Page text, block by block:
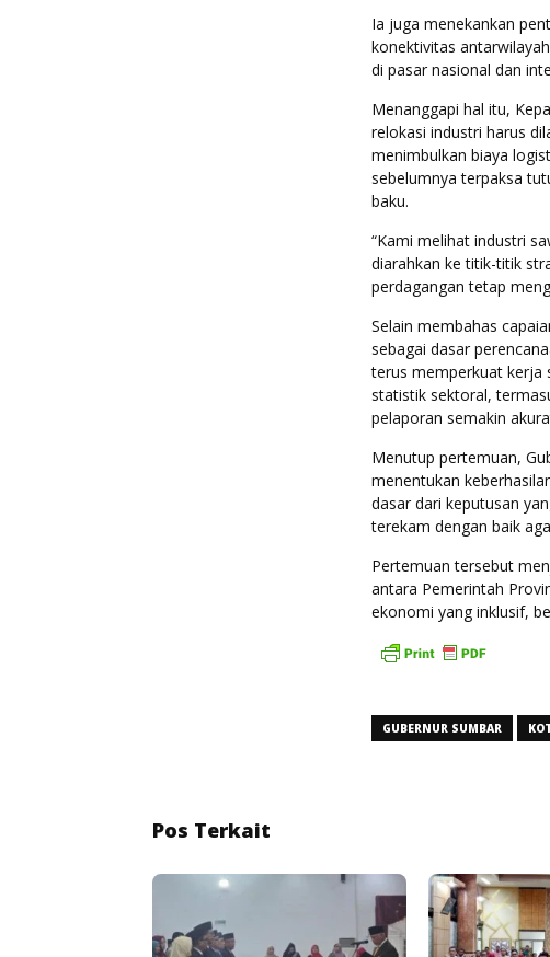
Ia juga menekankan
konektivitas
di pasar nasional dan
Menanggapi hal itu,
relokasi industri harus
menimbulkan biaya
sebelumnya terpaksa
baku.
“Kami melihat industri
diarahkan ke titik-titik
perdagangan tetap
Selain membahas
sebagai dasar
terus memperkuat kerja
statistik sektoral,
pelaporan semakin
Menutup pertemuan,
menentukan
dasar dari keputusan
terekam dengan baik
Pertemuan tersebut
antara Pemerintah
ekonomi yang inklusif,
GUBERNUR SUMBAR
Pos Terkait